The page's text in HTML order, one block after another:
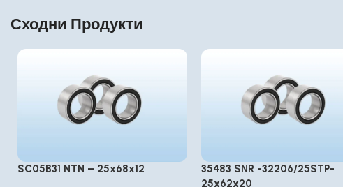
Сходни Продукти
SC05B31 NTN – 25x68x12
35483 SNR -32206/25STP-
25x62x20